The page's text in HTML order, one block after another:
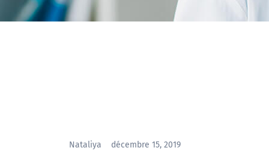
Nataliya décembre 15, 2019